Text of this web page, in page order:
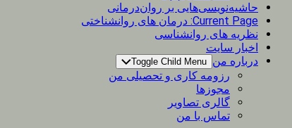
حاشیه‌نویسی‌هایی بر روان‌درمانی
Current Page: درمان های روانشناختی
نظریه های روانشناسی
اخبار سایت
درباره من Toggle Child Menu
رزومه کاری و تحصیلی من
مجوزها
گالری تصاویر
تماس با من